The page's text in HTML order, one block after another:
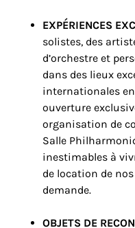
EXPÉRIENCES
solistes, des
d’orchestre et
dans des lieux
internationales
ouverture
organisation de
Salle
inestimables à
de location de
demande.
OBJETS DE